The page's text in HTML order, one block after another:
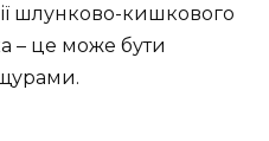
шлунково-кишкового
– це може бути